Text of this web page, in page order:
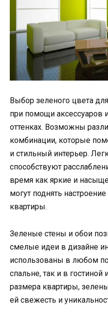
Выбор зеленого цвета
при помощи аксессуаров
оттенках. Возможны
комбинации, которые
и стильный интерьер.
способствуют
время как яркие и
могут поднять
квартиры.
Зеленые стены и обои
смелые идеи в дизайне
использованы в любом
спальне, так и в
размера квартиры,
ей свежесть и